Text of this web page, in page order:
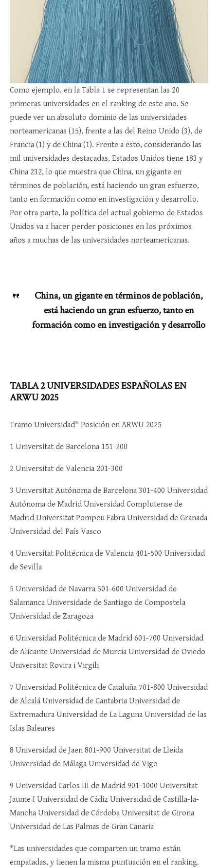
Como ejemplo, en la Tabla 1 se representan las 20
primeras universidades en el ranking de este año. Se
puede ver un absoluto dominio de las universidades
norteamericanas (15), frente a las del Reino Unido (3), de
Francia (1) y de China (1). Frente a esto, considerando las
mil universidades destacadas, Estados Unidos tiene 183 y
China 232, lo que muestra que China, un gigante en
términos de población, está haciendo un gran esfuerzo,
tanto en formación como en investigación y desarrollo.
Por otra parte, la política del actual gobierno de Estados
Unidos va a hacer perder posiciones en los próximos
años a muchas de las universidades norteamericanas.
China, un gigante en términos de población,
está haciendo un gran esfuerzo, tanto en
formación como en investigación y desarrollo
TABLA 2 UNIVERSIDADES ESPAÑOLAS EN
ARWU 2025
Tramo Universidad* Posición en ARWU 2025
1 Universitat de Barcelona 151-200
2 Universitat de Valencia 201-300
3 Universitat Autónoma de Barcelona 301-400 Universidad
Autónoma de Madrid Universidad Complutense de
Madrid Universitat Pompeu Fabra Universidad de Granada
Universidad del País Vasco
4 Universitat Politécnica de Valencia 401-500 Universidad
de Sevilla
5 Universidad de Navarra 501-600 Universidad de
Salamanca Universidade de Santiago de Compostela
Universidad de Zaragoza
6 Universidad Politécnica de Madrid 601-700 Universidad
de Alicante Universidad de Murcia Universidad de Oviedo
Universitat Rovira i Virgili
7 Universidad Politécnica de Cataluña 701-800 Universidad
de Alcalá Universidad de Cantabria Universidad de
Extremadura Universidad de La Laguna Universidad de las
Islas Baleares
8 Universidad de Jaen 801-900 Universitat de Lleida
Universidad de Málaga Universidad de Vigo
9 Universidad Carlos III de Madrid 901-1000 Universitat
Jaume I Universidad de Cádiz Universidad de Castilla-la-
Mancha Universidad de Córdoba Universitat de Girona
Universidad de Las Palmas de Gran Canaria
*Las universidades que comparten un tramo están
empatadas, y tienen la misma puntuación en el ranking.